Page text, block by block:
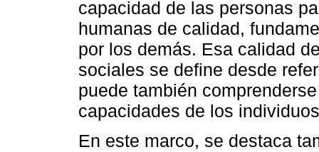
capacidad de las personas
humanas de calidad,
por los demás. Esa calidad
sociales se define desde
puede también
capacidades de los
En este marco, se destaca